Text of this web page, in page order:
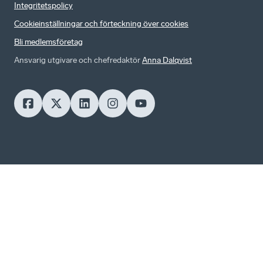
Integritetspolicy
Cookieinställningar och förteckning över cookies
Bli medlemsföretag
Ansvarig utgivare och chefredaktörAnna Dalqvist